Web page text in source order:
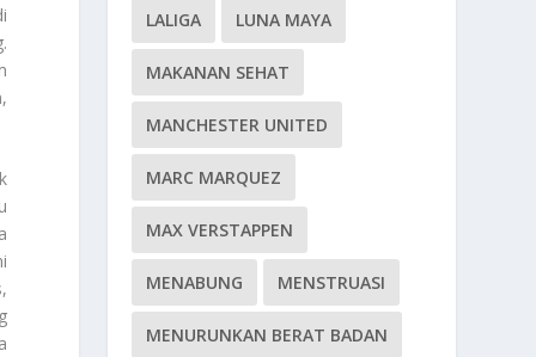
LALIGA LUNA MAYA
MAKANAN SEHAT
MANCHESTER UNITED
MARC MARQUEZ
MAX VERSTAPPEN
MENABUNG MENSTRUASI
MENURUNKAN BERAT BADAN